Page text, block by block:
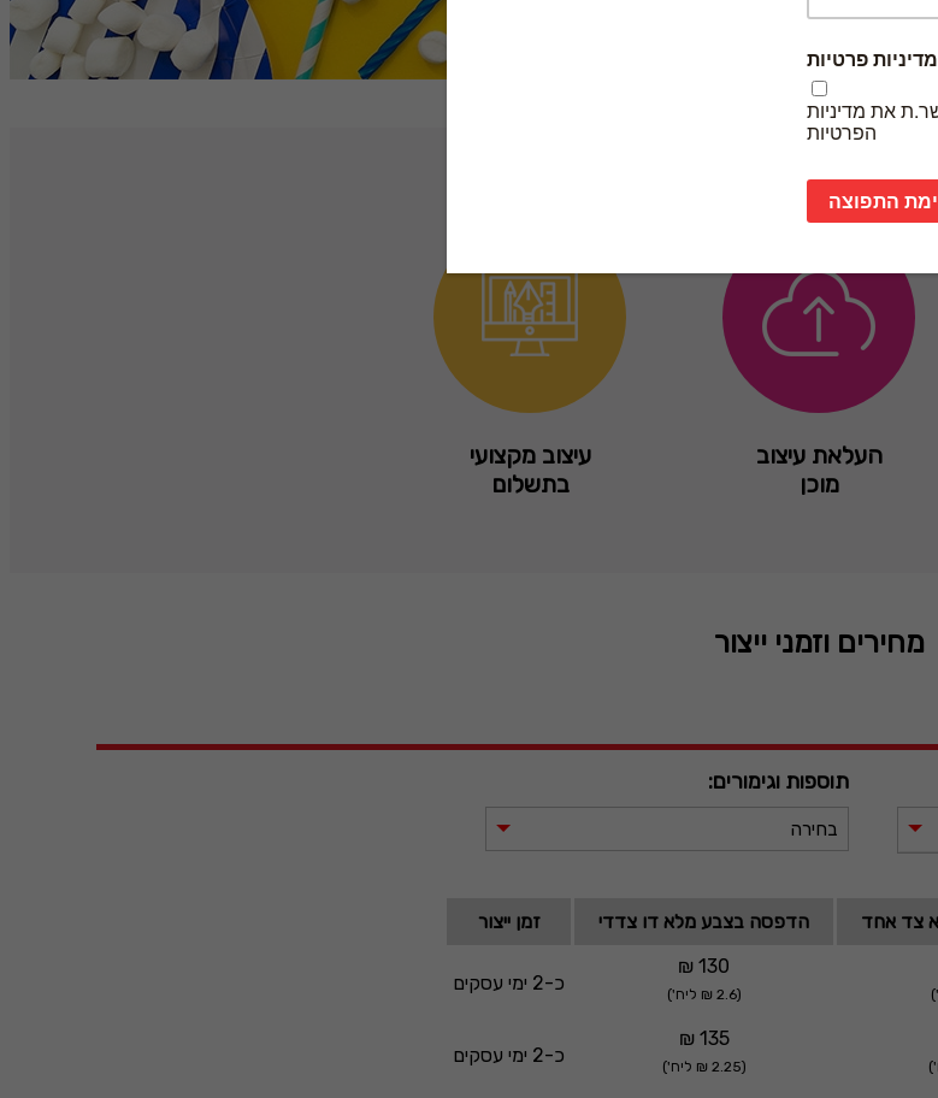
העלאת עיצוב
מוכן
עיצוב מקצועי
בתשלום
מחירים וזמני ייצור
תוספות וגימורים:
בחירה
צד אחד הדפסה בצבע מלא דו צדדי זמן ייצור
130 ₪
(2.6 ₪ ליח') כ-2 ימי עסקים
135 ₪
(2.25 ₪ ליח') כ-2 ימי עסקים